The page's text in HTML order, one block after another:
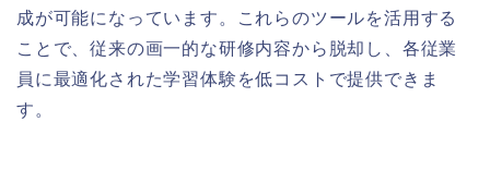
成が可能になっています。これらのツールを活用する
ことで、従来の画一的な研修内容から脱却し、各従業
員に最適化された学習体験を低コストで提供できま
す。